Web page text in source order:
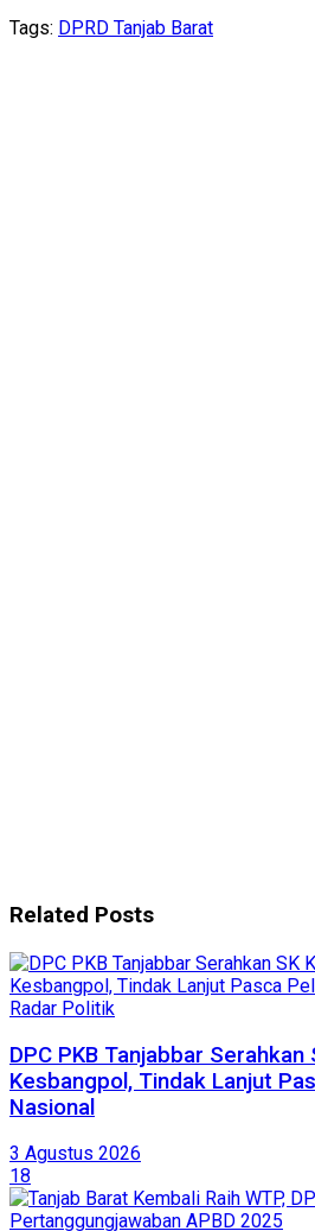
Tags: DPRD Tanjab Barat
Related Posts
Radar Politik
DPC PKB Tanjabbar
Kesbangpol, Tindak Lanjut
Nasional
3 Agustus 2026
18